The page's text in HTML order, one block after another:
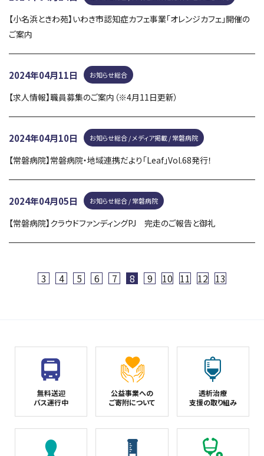
【小名浜ときわ苑】いわき市認知症カフェ事業「オレンジカフェ」開催の
ご案内
2024年04月11日 お知らせ総合
【求人情報】職員募集のご案内（※4月11日更新）
2024年04月10日 お知らせ総合 / メディア掲載 / 常磐病院
【常磐病院】常磐病院・地域連携だより「Leaf」Vol.68発行！
2024年04月05日 お知らせ総合 / 常磐病院
【常磐病院】クラウドファンディングPJ 完走のご報告と御礼
3 4 5 6 7 8 9 10 11 12 13
無料送迎
バス運行中
公益事業への
ご寄附について
透析治療
支援の取り組み